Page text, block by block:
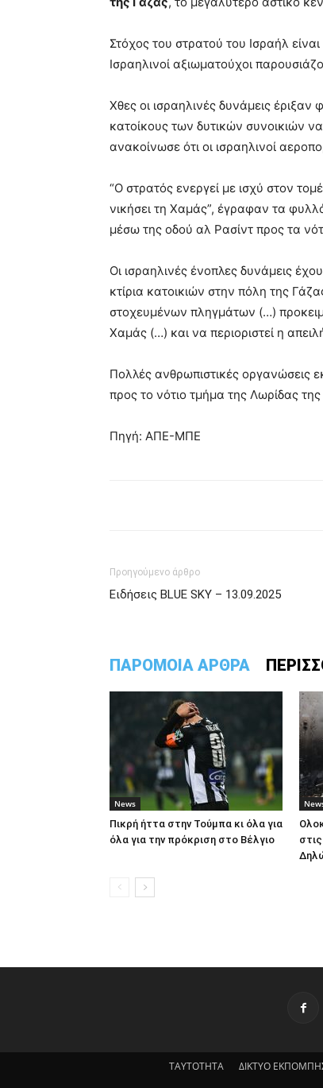
Στόχος του στρατού του Ισραήλ
Ισραηλινοί αξιωματούχοι
Χθες οι ισραηλινές δυνάμεις
κατοίκους των δυτικών συνοικιών
ανακοίνωσε ότι οι ισραηλινοί
“Ο στρατός ενεργεί με ισχύ στον
νικήσει τη Χαμάς”, έγραφαν τα
μέσω της οδού αλ Ρασίντ προς τα
Οι ισραηλινές ένοπλες δυνάμεις
κτίρια κατοικιών στην πόλη της
στοχευμένων πληγμάτων (…)
Χαμάς (…) και να περιοριστεί η
Πολλές ανθρωπιστικές οργανώσεις
προς το νότιο τμήμα της Λωρίδας
Πηγή: ΑΠΕ-ΜΠΕ
Προηγούμενο άρθρο
Ειδήσεις BLUE SKY – 13.09.2025
ΠΑΡΟΜΟΙΑ ΑΡΘΡΑ
News
Πικρή ήττα στην Τούμπα κι όλα για
όλα για την πρόκριση στο Βέλγιο
ΤΑΥΤΟΤΗΤΑ ΔΙΚΤΥΟ